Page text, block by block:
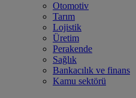
Otomotiv
Tarım
Lojistik
Üretim
Perakende
Sağlık
Bankacılık ve finans
Kamu sektörü